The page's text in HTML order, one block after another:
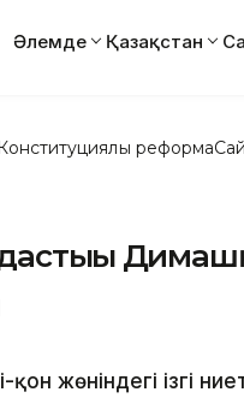
Әлемде Қазақстан
Конституциялық реформа
жөніндегі ізгі